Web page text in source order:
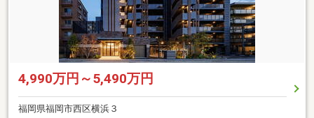
4,990万円～5,490万円
福岡県福岡市西区横浜３